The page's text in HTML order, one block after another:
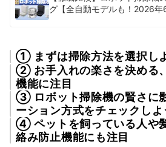
グ【全自動モデルも！2026年6
① まずは掃除方法を選択し
② お手入れの楽さを決める
機能に注目
③ ロボット掃除機の賢さに
ーション方式をチェックしよ
④ ペットを飼っている人や
絡み防止機能にも注目